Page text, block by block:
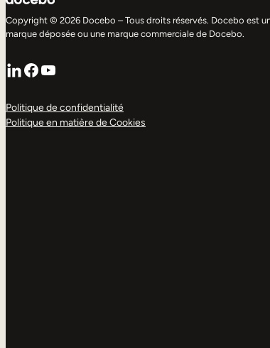
Copyright © 2026 Docebo – Tous droits réservés. Docebo est
marque déposée ou une marque commerciale de Docebo.
LinkedIn
Facebook
YouTube
Politique de confidentialité
Politique en matière de Cookies